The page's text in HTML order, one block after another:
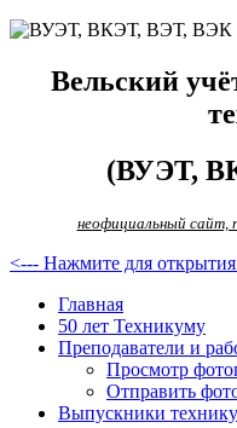
Вельский
(ВУЭТ,
неофициальный сайт,
<--- Нажмите для
Главная
50 лет Техникуму
Преподаватели и
Просмотр
Отправить
Выпускники